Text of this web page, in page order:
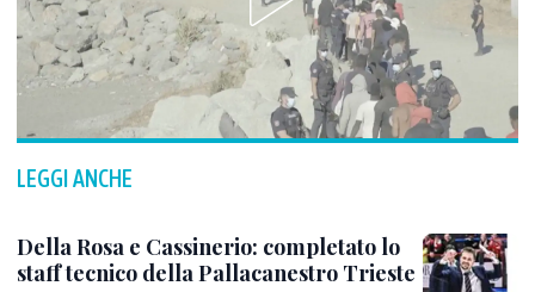
LEGGI ANCHE
Della Rosa e Cassinerio: completato lo
staff tecnico della Pallacanestro Trieste